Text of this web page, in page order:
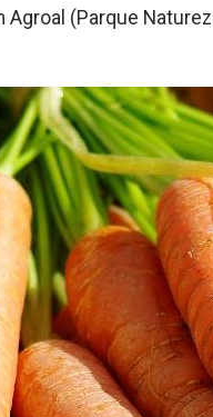
(Parque